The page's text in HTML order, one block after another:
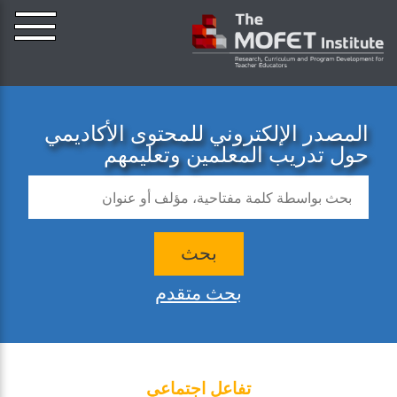
المصدر الإلكتروني للمحتوى الأكاديمي
حول تدريب المعلمين وتعليمهم
بحث
بحث متقدم
تفاعل اجتماعي